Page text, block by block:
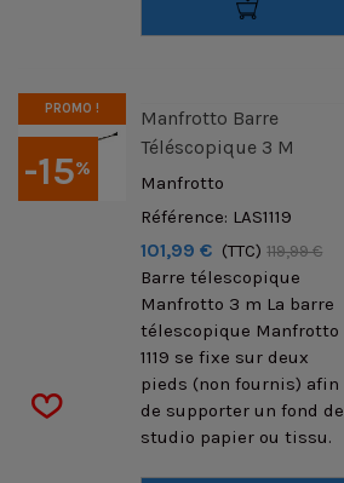
-15%
PROMO !
Manfrotto Barre
Téléscopique 3 M
Manfrotto
Référence: LAS1119
101,99 € (TTC) 119,99 €
Barre télescopique
Manfrotto 3 m La barre
télescopique Manfrotto
1119 se fixe sur deux
pieds (non fournis) afin
de supporter un fond de
studio papier ou tissu.